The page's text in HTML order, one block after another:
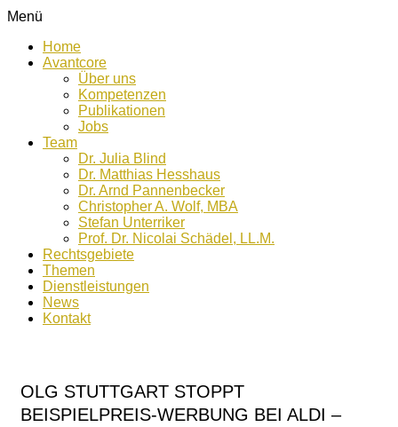
Menü
Home
Avantcore
Über uns
Kompetenzen
Publikationen
Jobs
Team
Dr. Julia Blind
Dr. Matthias Hesshaus
Dr. Arnd Pannenbecker
Christopher A. Wolf, MBA
Stefan Unterriker
Prof. Dr. Nicolai Schädel, LL.M.
Rechtsgebiete
Themen
Dienstleistungen
News
Kontakt
OLG STUTTGART STOPPT
BEISPIELPREIS-WERBUNG BEI ALDI –